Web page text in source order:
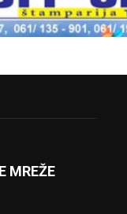
MREŽE